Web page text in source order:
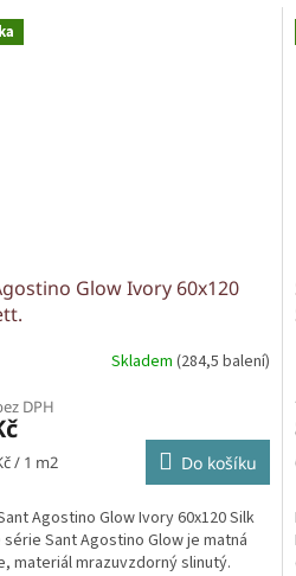
Glow Ivory 60x120
Skladem (284,5 balení)
DPH
/ 1 m2 Do košíku
Agostino Glow Ivory 60x120 Silk
Sant Agostino Glow je matná
materiál mrazuvzdorný slinutý.